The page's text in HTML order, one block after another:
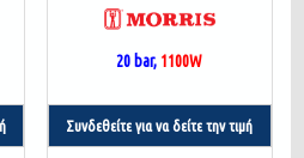
20 bar, 1100W
Συνδεθείτε για να δείτε την τιμή